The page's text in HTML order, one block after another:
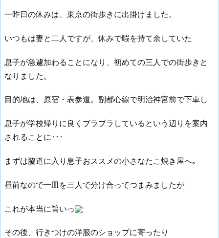
一昨日の休みは、東京の街歩きに出掛けました。
いつもは妻と二人ですが、休みで暇を持て余していた
息子が急遽加わることになり、初めての三人での街歩きと
なりました。
目的地は、原宿・表参道。副都心線で明治神宮前で下車し
息子が学校帰りに良くブラブラしているという辺りを案内
されることに･･･
まずは脇道に入り息子おススメの小さなたこ焼き屋へ｡
昼前なので一皿を三人で分け合ってつまみましたが
これが本当に旨いっ
その後、行きつけの洋服のショップに寄ったり